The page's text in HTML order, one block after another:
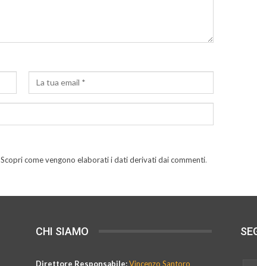
Scopri come vengono elaborati i dati derivati dai commenti.
CHI SIAMO
Direttore Responsabile:Vincenzo Santoro